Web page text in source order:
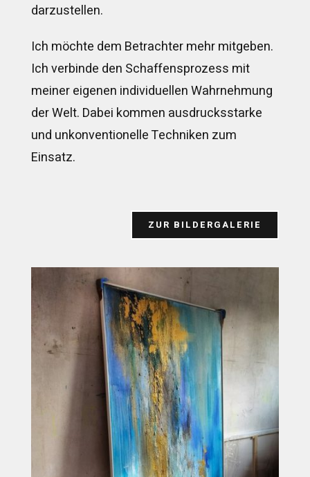
darzustellen.
Ich möchte dem Betrachter mehr mitgeben.
Ich verbinde den Schaffensprozess mit
meiner eigenen individuellen Wahrnehmung
der Welt. Dabei kommen ausdrucksstarke
und unkonventionelle Techniken zum
Einsatz.
ZUR BILDERGALERIE